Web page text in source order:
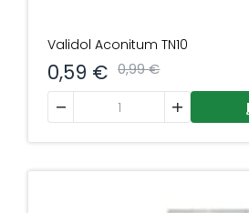
Validol Aconitum TN10
0,99€
0,59 €
produkto kiekis: Validol